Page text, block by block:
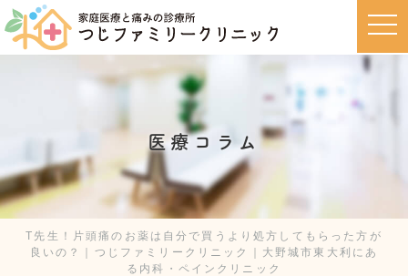
医療コラム
T先生！片頭痛のお薬は自分で買うより処方してもらった方が
良いの？｜つじファミリークリニック｜大野城市東大利にあ
る内科・ペインクリニック
t
o